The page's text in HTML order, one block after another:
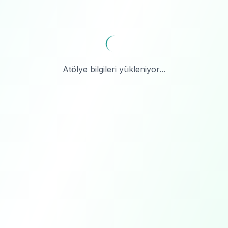
Atölye bilgileri yükleniyor...